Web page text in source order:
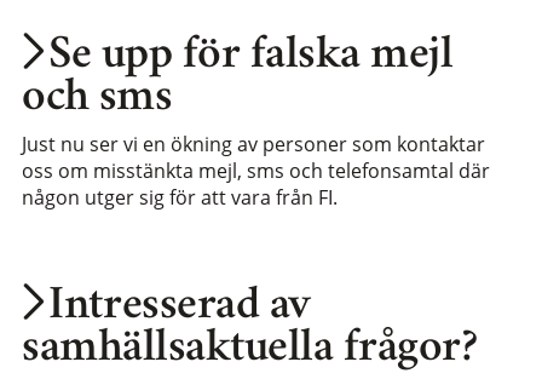
Intresserad av
samhällsaktuella frågor?
Se upp för falska mejl
och sms
Just nu ser vi en ökning av personer som kontaktar
oss om misstänkta mejl, sms och telefonsamtal där
någon utger sig för att vara från FI.